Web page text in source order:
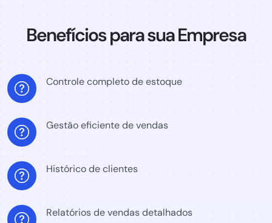
Benefícios para sua Empresa
Controle completo de estoque
Gestão eficiente de vendas
Histórico de clientes
Relatórios de vendas detalhados